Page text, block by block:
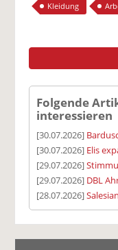
Kleidung
Folgende
interessieren
[30.07.2026]
[30.07.2026] Elis
[29.07.2026]
[29.07.2026] DBL
[28.07.2026]